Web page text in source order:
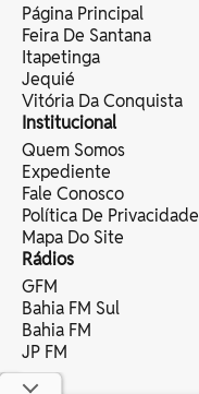
Página Principal
Feira De Santana
Itapetinga
Jequié
Vitória Da Conquista
Institucional
Quem Somos
Expediente
Fale Conosco
Política De Privacidade
Mapa Do Site
Rádios
GFM
Bahia FM Sul
Bahia FM
JP FM